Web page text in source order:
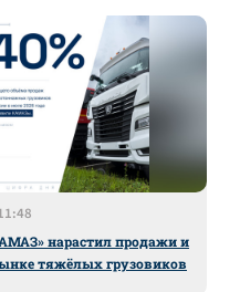
нарастил продажи и
тяжёлых грузовиков